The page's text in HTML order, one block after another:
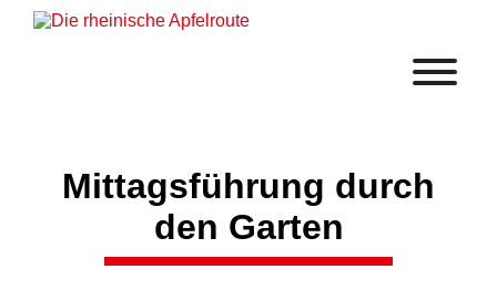
Mittagsführung durch
den Garten